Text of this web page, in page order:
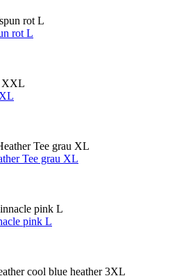
rot L
Tee grau XL
pink L